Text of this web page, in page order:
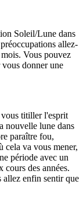
Soleil/Lune dans
allez-
Vous pouvez
donner une
titiller l'esprit
nouvelle lune dans
paraître fou,
cela va vous mener,
période avec un
des années.
enfin sentir que